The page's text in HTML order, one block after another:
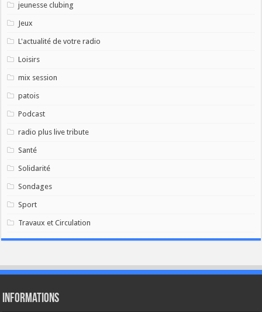
jeunesse clubing
Jeux
L'actualité de votre radio
Loisirs
mix session
patois
Podcast
radio plus live tribute
Santé
Solidarité
Sondages
Sport
Travaux et Circulation
Informations